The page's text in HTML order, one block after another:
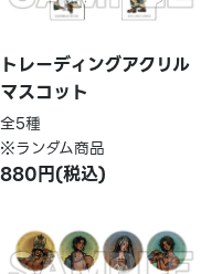
トレーディングアクリル
マスコット
全5種
※ランダム商品
880円(税込)